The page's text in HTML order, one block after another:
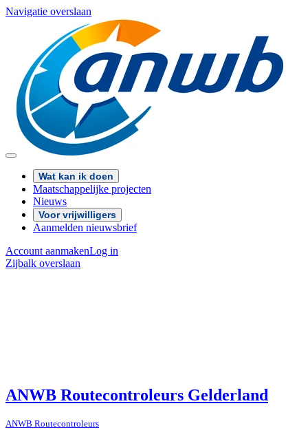
Navigatie overslaan
Wat kan ik doen
Maatschappelijke projecten
Nieuws
Voor vrijwilligers
Aanmelden nieuwsbrief
Account aanmakenLog in
Zijbalk overslaan
ANWB Routecontroleurs Gelderland
ANWB Routecontroleurs